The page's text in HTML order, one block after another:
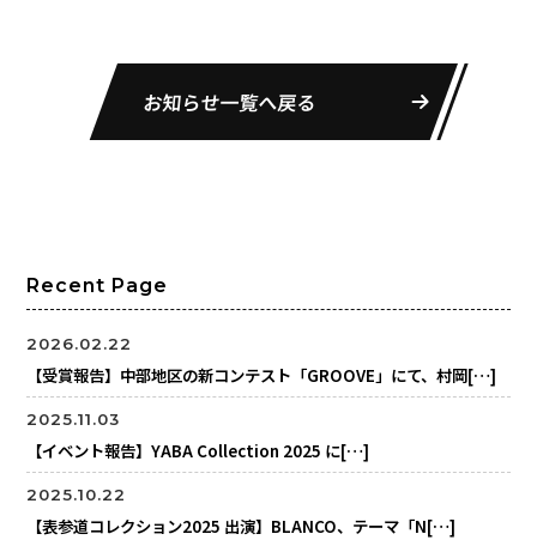
お知らせ一覧へ戻る
Recent Page
2026.02.22
【受賞報告】中部地区の新コンテスト「GROOVE」にて、村岡[…]
2025.11.03
【イベント報告】YABA Collection 2025 に[…]
2025.10.22
【表参道コレクション2025 出演】BLANCO、テーマ「N[…]